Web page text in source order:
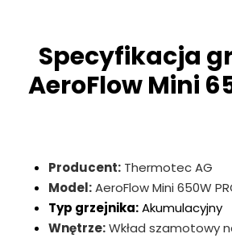
Specyfikacja
AeroFlow Mini
Producent: Thermotec AG
Model:AeroFlow Mini 650W
Typ grzejnika:Akumulacyjny
Wnętrze:Wkład szamotowy